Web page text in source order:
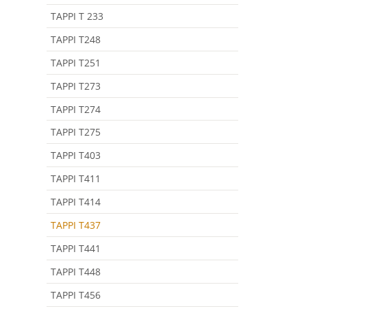
TAPPI T 233
TAPPI T248
TAPPI T251
TAPPI T273
TAPPI T274
TAPPI T275
TAPPI T403
TAPPI T411
TAPPI T414
TAPPI T437
TAPPI T441
TAPPI T448
TAPPI T456